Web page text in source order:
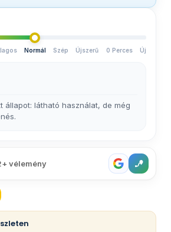
Normál Szép Újszerű 0 Perces Új
állapot: látható használat, de még
vélemény